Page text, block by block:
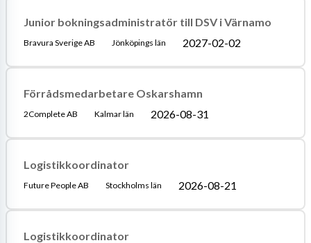
Junior bokningsadministratör till DSV i Värnamo
Bravura Sverige AB Jönköpings län 2027-02-02
Förrådsmedarbetare Oskarshamn
2Complete AB Kalmar län 2026-08-31
Logistikkoordinator
Future People AB Stockholms län 2026-08-21
Logistikkoordinator